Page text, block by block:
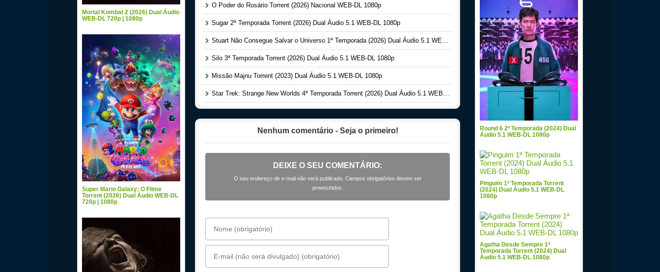
O Poder do Rosário Torrent (2026) Nacional WEB-DL 1080p
Sugar 2ª Temporada Torrent (2026) Dual Áudio 5.1 WEB-DL 1080p
Stuart Não Consegue Salvar o Universo 1ª Temporada (2026) Dual Áudio 5.1 WEB-DL 1080p
Silo 3ª Temporada Torrent (2026) Dual Áudio 5.1 WEB-DL 1080p
Missão Majnu Torrent (2023) Dual Áudio 5.1 WEB-DL 1080p
Star Trek: Strange New Worlds 4ª Temporada Torrent (2026) Dual Áudio 5.1 WEB-DL 1080p
Nenhum comentário - Seja o primeiro!
DEIXE O SEU COMENTÁRIO:
O seu endereço de e-mail não será publicado. Campos obrigatórios devem ser
preenchidos.
Mortal Kombat 2 (2026) Dual Áudio
WEB-DL 720p | 1080p
Super Mario Galaxy: O Filme
Torrent (2026) Dual Áudio WEB-DL
720p | 1080p
Round 6 2ª Temporada (2024) Dual
Áudio 5.1 WEB-DL 1080p
Pinguim 1ª Temporada Torrent
(2024) Dual Áudio 5.1 WEB-DL
1080p
Agatha Desde Sempre 1ª
Temporada Torrent (2024) Dual
Áudio 5.1 WEB-DL 1080p